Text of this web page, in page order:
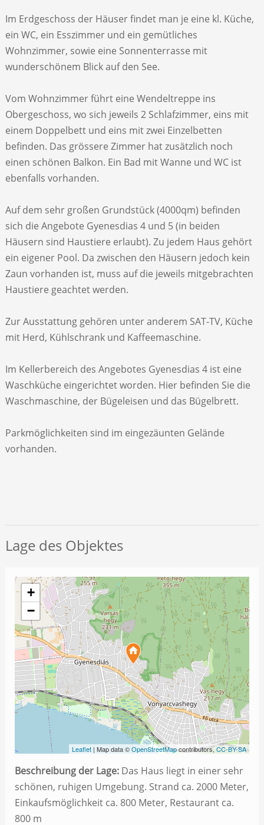
Im Erdgeschoss der Häuser findet man je eine kl. Küche,
ein WC, ein Esszimmer und ein gemütliches
Wohnzimmer, sowie eine Sonnenterrasse mit
wunderschönem Blick auf den See.
Vom Wohnzimmer führt eine Wendeltreppe ins
Obergeschoss, wo sich jeweils 2 Schlafzimmer, eins mit
einem Doppelbett und eins mit zwei Einzelbetten
befinden. Das grössere Zimmer hat zusätzlich noch
einen schönen Balkon. Ein Bad mit Wanne und WC ist
ebenfalls vorhanden.
Auf dem sehr großen Grundstück (4000qm) befinden
sich die Angebote Gyenesdias 4 und 5 (in beiden
Häusern sind Haustiere erlaubt). Zu jedem Haus gehört
ein eigener Pool. Da zwischen den Häusern jedoch kein
Zaun vorhanden ist, muss auf die jeweils mitgebrachten
Haustiere geachtet werden.
Zur Ausstattung gehören unter anderem SAT-TV, Küche
mit Herd, Kühlschrank und Kaffeemaschine.
Im Kellerbereich des Angebotes Gyenesdias 4 ist eine
Waschküche eingerichtet worden. Hier befinden Sie die
Waschmaschine, der Bügeleisen und das Bügelbrett.
Parkmöglichkeiten sind im eingezäunten Gelände
vorhanden.
Lage des Objektes
+
−
Leaflet | Map data ©OpenStreetMapcontributors,CC-BY-SA
Beschreibung der Lage:Das Haus liegt in einer sehr
schönen, ruhigen Umgebung. Strand ca. 2000 Meter,
Einkaufsmöglichkeit ca. 800 Meter, Restaurant ca.
800 m